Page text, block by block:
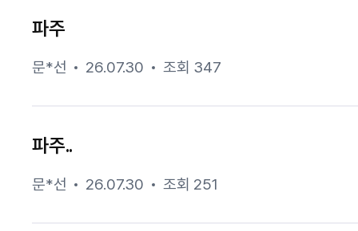
파주
문*선 26.07.30 조회 347
파주..
문*선 26.07.30 조회 251